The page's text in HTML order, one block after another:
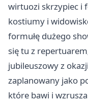
wirtuozi skrzypiec i
kostiumy i
formułę dużego
się tu z
jubileuszowy z
zaplanowany jako
które bawi i